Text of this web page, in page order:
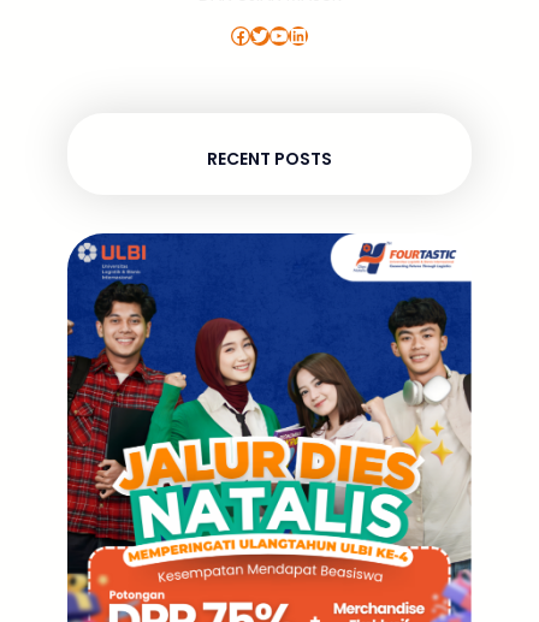
Facebook Twitter YouTube LinkedIn
RECENT POSTS